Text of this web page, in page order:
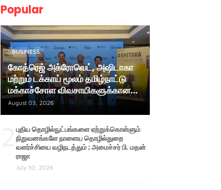
Popular
BUSINESS
கோத்ரெஜ் அக்ரோவெட், அஷிடாகா
மற்றும் டக்காய் மூலம் தமிழ்நாட்டு
மக்காச்சோள விவசாயிகளுக்கான
ஆதரவை மேலும் வலுப்படுத்துகிறது
August 03, 2026
புதிய தொழில்நுட்பங்களை ஏற்றுக்கொள்ளும்
நிறுவனங்களே நாளைய தொழில்துறை
வளர்ச்சியை வழிநடத்தும் ; அமைச்சர் பி. மதன்
ராஜா
July 30, 2026